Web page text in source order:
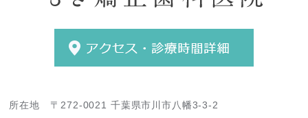
所在地
〒272-0021 千葉県市川市八幡3-3-2